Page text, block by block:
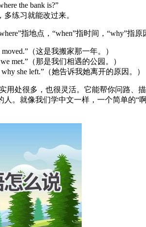
the bank is?”
练习就能改过来。
指地点，“when”指时间，“why”指原
moved.”（这是我搬家那一年。）
met.”（那是我们相遇的公园。）
why she left.”（她告诉我她离开的原因。）
用处很多，也很灵活。它能帮你问路
。就像我们学中文一样，一个简单的“